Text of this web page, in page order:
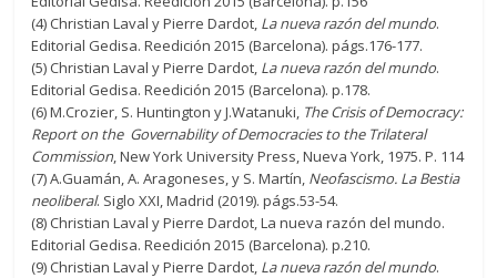
(4) Christian Laval y Pierre Dardot, La nueva razón del mundo.
Editorial Gedisa. Reedición 2015 (Barcelona). págs.176-177.
(5) Christian Laval y Pierre Dardot, La nueva razón del mundo.
Editorial Gedisa. Reedición 2015 (Barcelona). p.178.
(6) M.Crozier, S. Huntington y J.Watanuki, The Crisis of Democracy:
Report on the Governability of Democracies to the Trilateral
Commission, New York University Press, Nueva York, 1975. P. 114
(7) A.Guamán, A. Aragoneses, y S. Martín, Neofascismo. La Bestia
neoliberal. Siglo XXI, Madrid (2019). págs.53-54.
(8) Christian Laval y Pierre Dardot, La nueva razón del mundo.
Editorial Gedisa. Reedición 2015 (Barcelona). p.210.
(9) Christian Laval y Pierre Dardot, La nueva razón del mundo.